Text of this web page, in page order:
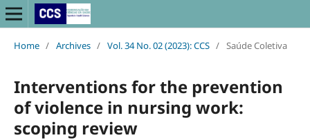
Home / Archives / Vol. 34 No. 02 (2023): CCS / Saúde Coletiva
Interventions for the prevention
of violence in nursing work:
scoping review